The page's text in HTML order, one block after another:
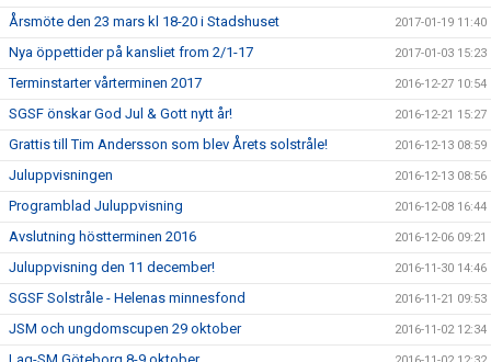
Årsmöte den 23 mars kl 18-20 i Stadshuset 2017-01-19 11:40
Nya öppettider på kansliet from 2/1-17 2017-01-03 15:23
Terminstarter vårterminen 2017 2016-12-27 10:54
SGSF önskar God Jul & Gott nytt år! 2016-12-21 15:27
Grattis till Tim Andersson som blev Årets solstråle! 2016-12-13 08:59
Juluppvisningen 2016-12-13 08:56
Programblad Juluppvisning 2016-12-08 16:44
Avslutning höstterminen 2016 2016-12-06 09:21
Juluppvisning den 11 december! 2016-11-30 14:46
SGSF Solstråle - Helenas minnesfond 2016-11-21 09:53
JSM och ungdomscupen 29 oktober 2016-11-02 12:34